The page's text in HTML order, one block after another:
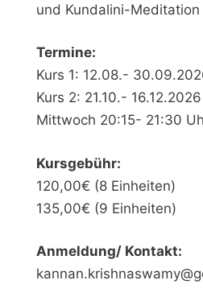
und Kundalini-Meditation
Termine:
Kurs 1: 12.08.-
Kurs 2: 21.10.-
Mittwoch 20:15- 21:30
Kursgebühr:
120,00€ (8 Einheiten)
135,00€ (9 Einheiten)
Anmeldung/ Kontakt: